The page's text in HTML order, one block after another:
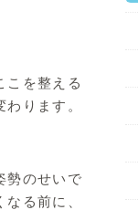
こを整える
ります。
勢のせいで
る前に、